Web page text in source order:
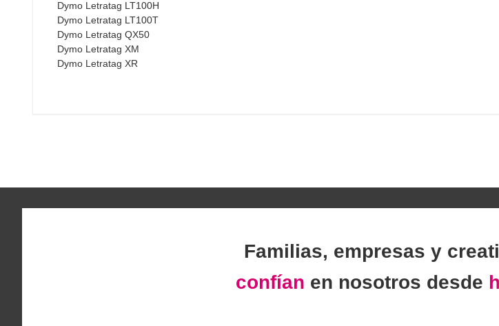
Dymo Letratag LT100H
Dymo Letratag LT100T
Dymo Letratag QX50
Dymo Letratag XM
Dymo Letratag XR
Familias, empresas y
confían en nosotros desde